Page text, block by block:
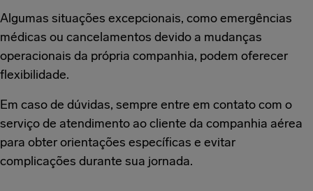
Algumas situações excepcionais, como emergências
médicas ou cancelamentos devido a mudanças
operacionais da própria companhia, podem oferecer
flexibilidade.
Em caso de dúvidas, sempre entre em contato com o
serviço de atendimento ao cliente da companhia aérea
para obter orientações específicas e evitar
complicações durante sua jornada.